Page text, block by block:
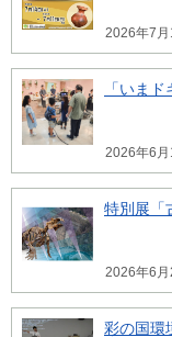
2026年7
「いま
2026年6
特別展「
2026年6
彩の国環